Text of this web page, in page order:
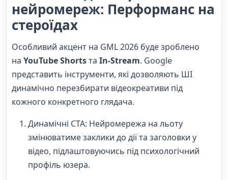
нейромереж: Перформанс на
стероїдах
Особливий акцент на GML 2026 буде зроблено
на YouTube Shortsта In-Stream. Google
представить інструменти, які дозволяють ШІ
динамічно перезбирати відеокреативи під
кожного конкретного глядача.
Динамічні CTA: Нейромережа на льоту
змінюватиме заклики до дії та заголовки у
відео, підлаштовуючись під психологічний
профіль юзера.